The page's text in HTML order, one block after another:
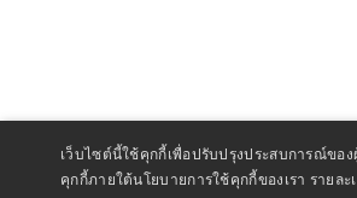
เว็บไซต์นี้ใช้คุกกี้เพื่อปรับปรุงประสบการณ์ขอ
คุกกี้ภายใต้นโยบายการใช้คุกกี้ของเรา รายละ